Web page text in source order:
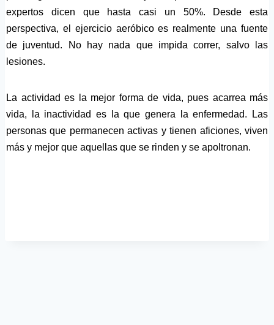
expertos dicen que hasta casi un 50%. Desde esta
perspectiva, el ejercicio aeróbico es realmente una fuente
de juventud. No hay nada que impida correr, salvo las
lesiones.
La actividad es la mejor forma de vida, pues acarrea más
vida, la inactividad es la que genera la enfermedad. Las
personas que permanecen activas y tienen aficiones, viven
más y mejor que aquellas que se rinden y se apoltronan.